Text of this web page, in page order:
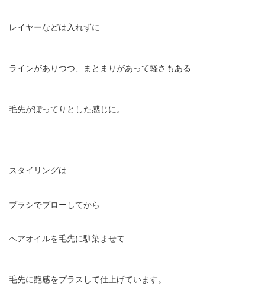
レイヤーなどは入れずに
ラインがありつつ、まとまりがあって軽さもある
毛先がぽってりとした感じに。
スタイリングは
ブラシでブローしてから
ヘアオイルを毛先に馴染ませて
毛先に艶感をプラスして仕上げています。